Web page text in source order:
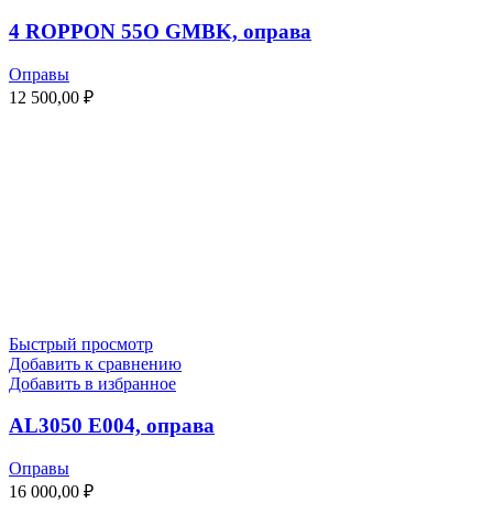
4 ROPPON 55O GMBK, оправа
Оправы
12 500,00 ₽
Быстрый просмотр
Добавить к сравнению
Добавить в избранное
AL3050 E004, оправа
Оправы
16 000,00 ₽